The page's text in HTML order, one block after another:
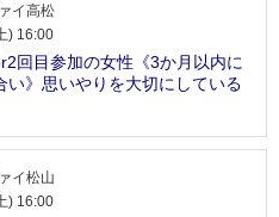
イ高松
) 16:00
回目参加の女性《3か月以内に
い》思いやりを大切にしている
イ松山
) 16:00